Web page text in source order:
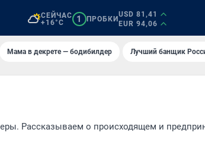
СЕЙЧАС
+16°C
1 ПРОБКИ
USD 81,41
EUR 94,06
Мама в декрете — бодибилдер Лучший банщик
Рассказываем о происходящем и